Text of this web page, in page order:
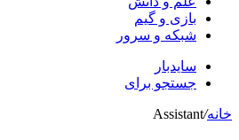
بازی و گیم
شبکه و سرور
سایدبار
جستجو برای
خانه/
Assistant